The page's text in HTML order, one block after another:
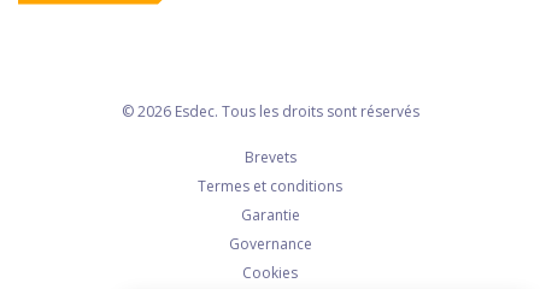
© 2026 Esdec. Tous les droits sont réservés
Brevets
Termes et conditions
Garantie
Governance
Cookies